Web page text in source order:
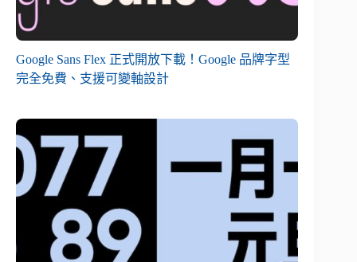
Google Sans Flex 正式開放下載！Google 品牌字型
完全免費、支援可變軸設計